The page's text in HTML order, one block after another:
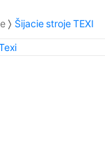
Šijacie stroje TEXI